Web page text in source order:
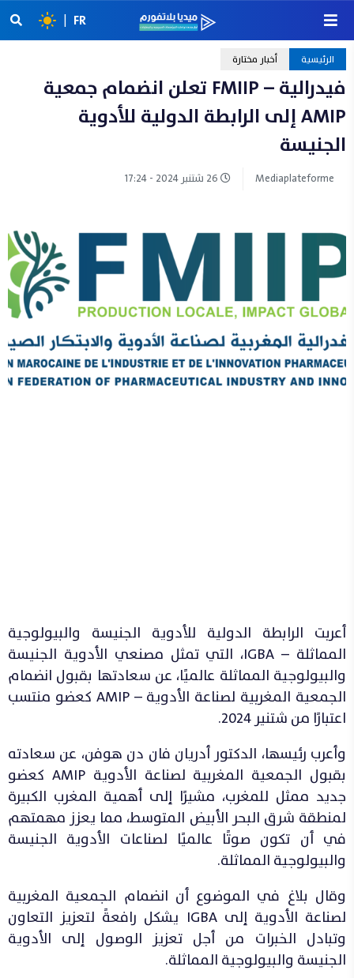
FR
|
الرئيسية أخبار مختارة
فيدرالية – FMIIP تعلن انضمام جمعية
AMIP إلى الرابطة الدولية للأدوية
الجنيسة
Mediaplateforme
أعربت الرابطة الدولية للأدوية الجنيسة والبيولوجية
المماثلة – IGBA، التي تمثل مصنعي الأدوية الجنيسة
والبيولوجية المماثلة عالميًا، عن سعادتها بقبول انضمام
الجمعية المغربية لصناعة الأدوية – AMIP كعضو منتسب
اعتبارًا من شتنير 2024.
وأعرب رئيسها، الدكتور أدريان فان دن هوفن، عن سعادته
بقبول الجمعية المغربية لصناعة الأدوية AMIP كعضو
جديد ممثل للمغرب، مشيرًا إلى أهمية المغرب الكبيرة
لمنطقة شرق البحر الأبيض المتوسط، مما يعزز مهمتهم
في أن تكون صوتًا عالميًا لصناعات الأدوية الجنيسة
والبيولوجية المماثلة.
وقال بلاغ في الموضوع أن انضمام الجمعية المغربية
لصناعة الأدوية إلى IGBA يشكل رافعةً لتعزيز التعاون
وتبادل الخبرات من أجل تعزيز الوصول إلى الأدوية
الجنيسة والبيولوجية المماثلة.